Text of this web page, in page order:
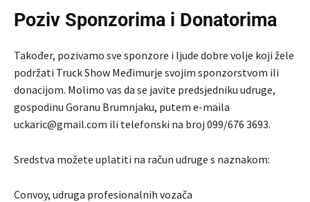
Poziv Sponzorima i Donatorima
Također, pozivamo sve sponzore i ljude dobre volje koji žele
podržati Truck Show Međimurje svojim sponzorstvom ili
donacijom. Molimo vas da se javite predsjedniku udruge,
gospodinu Goranu Brumnjaku, putem e-maila
uckaric@gmail.com ili telefonski na broj 099/676 3693.
Sredstva možete uplatiti na račun udruge s naznakom:
Convoy, udruga profesionalnih vozača